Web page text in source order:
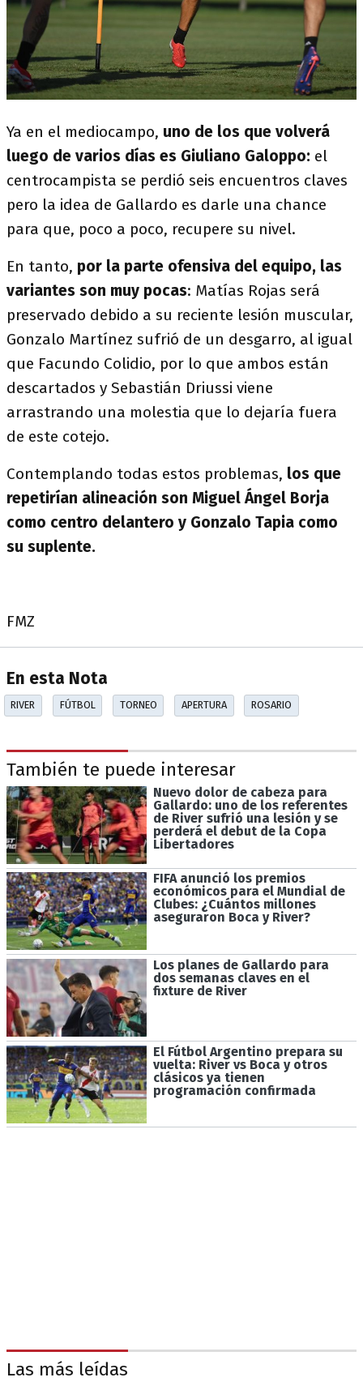
Ya en el mediocampo, uno de los que volverá
luego de varios días es Giuliano Galoppo: el
centrocampista se perdió seis encuentros claves
pero la idea de Gallardo es darle una chance
para que, poco a poco, recupere su nivel.
En tanto, por la parte ofensiva del equipo, las
variantes son muy pocas: Matías Rojas será
preservado debido a su reciente lesión muscular,
Gonzalo Martínez sufrió de un desgarro, al igual
que Facundo Colidio, por lo que ambos están
descartados y Sebastián Driussi viene
arrastrando una molestia que lo dejaría fuera
de este cotejo.
Contemplando todas estos problemas, los que
repetirían alineación son Miguel Ángel Borja
como centro delantero y Gonzalo Tapia como
su suplente.
FMZ
En esta Nota
RIVER FÚTBOL TORNEO APERTURA ROSARIO
También te puede interesar
Nuevo dolor de cabeza para
Gallardo: uno de los referentes
de River sufrió una lesión y se
perderá el debut de la Copa
Libertadores
FIFA anunció los premios
económicos para el Mundial de
Clubes: ¿Cuántos millones
aseguraron Boca y River?
Los planes de Gallardo para
dos semanas claves en el
fixture de River
El Fútbol Argentino prepara su
vuelta: River vs Boca y otros
clásicos ya tienen
programación confirmada
Las más leídas